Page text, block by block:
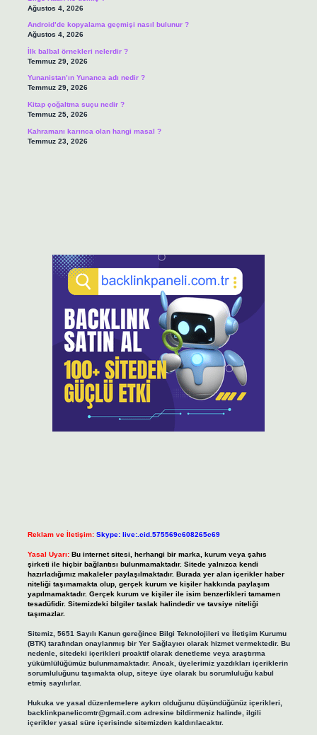
Ağustos 4, 2026
Android’de kopyalama geçmişi nasıl bulunur ?
Ağustos 4, 2026
İlk balbal örnekleri nelerdir ?
Temmuz 29, 2026
Yunanistan’ın Yunanca adı nedir ?
Temmuz 29, 2026
Kitap çoğaltma suçu nedir ?
Temmuz 25, 2026
Kahramanı karınca olan hangi masal ?
Temmuz 23, 2026
Reklam ve İletişim: Skype: live:.cid.575569c608265c69
Yasal Uyarı: Bu internet sitesi, herhangi bir marka, kurum veya şahıs
şirketi ile hiçbir bağlantısı bulunmamaktadır. Sitede yalnızca kendi
hazırladığımız makaleler paylaşılmaktadır. Burada yer alan içerikler haber
niteliği taşımamakta olup, gerçek kurum ve kişiler hakkında paylaşım
yapılmamaktadır. Gerçek kurum ve kişiler ile isim benzerlikleri tamamen
tesadüfidir. Sitemizdeki bilgiler taslak halindedir ve tavsiye niteliği
taşımazlar.
Sitemiz, 5651 Sayılı Kanun gereğince Bilgi Teknolojileri ve İletişim Kurumu
(BTK) tarafından onaylanmış bir Yer Sağlayıcı olarak hizmet vermektedir. Bu
nedenle, sitedeki içerikleri proaktif olarak denetleme veya araştırma
yükümlülüğümüz bulunmamaktadır. Ancak, üyelerimiz yazdıkları içeriklerin
sorumluluğunu taşımakta olup, siteye üye olarak bu sorumluluğu kabul
etmiş sayılırlar.
Hukuka ve yasal düzenlemelere aykırı olduğunu düşündüğünüz içerikleri,
backlinkpanelicomtr@gmail.comadresine bildirmeniz halinde, ilgili
içerikler yasal süre içerisinde sitemizden kaldırılacaktır.